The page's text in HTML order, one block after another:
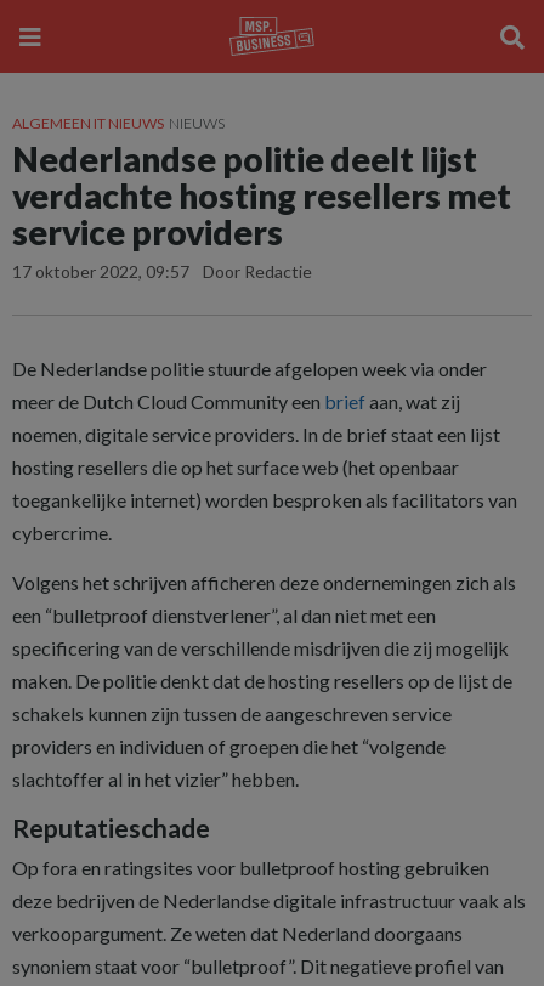
ALGEMEEN IT NIEUWS NIEUWS
Nederlandse politie deelt lijst
verdachte hosting resellers met
service providers
17 oktober 2022, 09:57 Door Redactie
De Nederlandse politie stuurde afgelopen week via onder
meer de Dutch Cloud Community een brief aan, wat zij
noemen, digitale service providers. In de brief staat een lijst
hosting resellers die op het surface web (het openbaar
toegankelijke internet) worden besproken als facilitators van
cybercrime.
Volgens het schrijven afficheren deze ondernemingen zich als
een “bulletproof dienstverlener”, al dan niet met een
specificering van de verschillende misdrijven die zij mogelijk
maken. De politie denkt dat de hosting resellers op de lijst de
schakels kunnen zijn tussen de aangeschreven service
providers en individuen of groepen die het “volgende
slachtoffer al in het vizier” hebben.
Reputatieschade
Op fora en ratingsites voor bulletproof hosting gebruiken
deze bedrijven de Nederlandse digitale infrastructuur vaak als
verkoopargument. Ze weten dat Nederland doorgaans
synoniem staat voor “bulletproof”. Dit negatieve profiel van